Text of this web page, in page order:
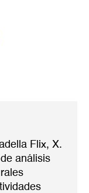
Flix, X.
análisis